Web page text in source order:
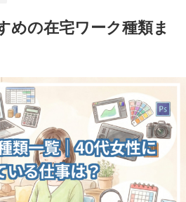
めの在宅ワーク種類ま